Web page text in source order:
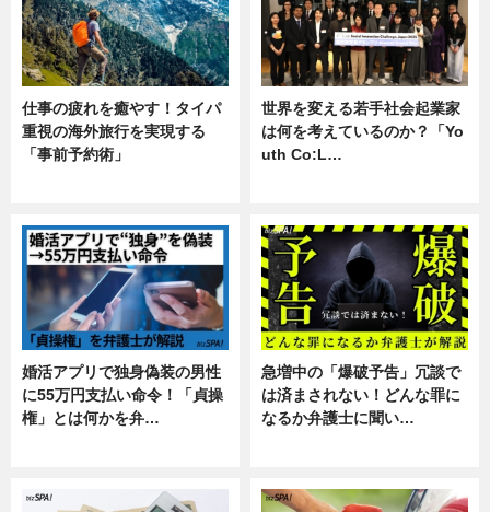
仕事の疲れを癒やす！タイパ
重視の海外旅行を実現する
「事前予約術」
世界を変える若手社会起業家
は何を考えているのか？「Yo
uth Co:L…
婚活アプリで独身偽装の男性
に55万円支払い命令！「貞操
権」とは何かを弁…
急増中の「爆破予告」冗談で
は済まされない！どんな罪に
なるか弁護士に聞い…